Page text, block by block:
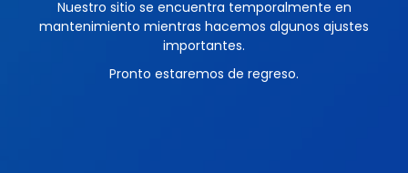
Nuestro sitio se encuentra temporalmente en
mantenimiento mientras hacemos algunos ajustes
importantes.
Pronto estaremos de regreso.